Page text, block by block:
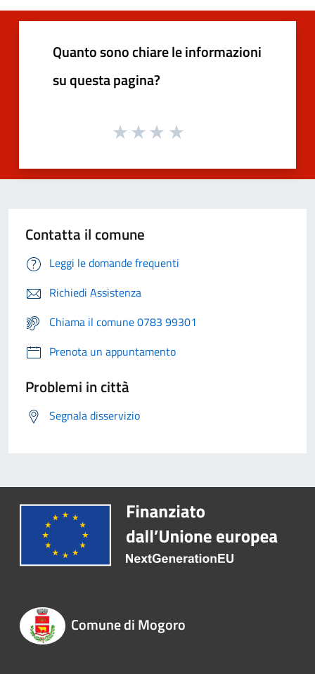
Quanto sono chiare le informazioni
su questa pagina?
Contatta il comune
Leggi le domande frequenti
Richiedi Assistenza
Chiama il comune 0783 99301
Prenota un appuntamento
Problemi in città
Segnala disservizio
Comune di Mogoro